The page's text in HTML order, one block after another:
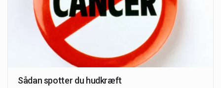
Sådan spotter du hudkræft